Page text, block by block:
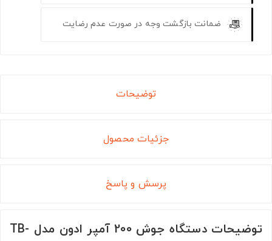
ضمانت بازگشت وجه در صورت عدم رضایت
توضیحات
جزئیات محصول
پرسش و پاسخ
توضیحات دستگاه جوش 200 آمپر ادون مدل TB-